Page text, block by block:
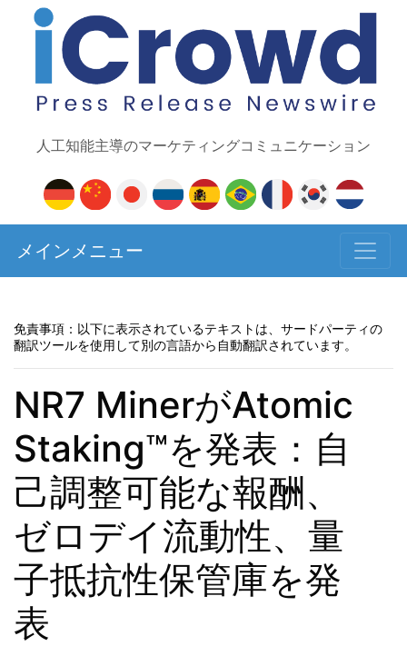
人工知能主導のマーケティングコミュニケーション
メインメニュー
免責事項：以下に表示されているテキストは、サードパーティの
翻訳ツールを使用して別の言語から自動翻訳されています。
NR7 MinerがAtomic
Staking™を発表：自
己調整可能な報酬、
ゼロデイ流動性、量
子抵抗性保管庫を発
表